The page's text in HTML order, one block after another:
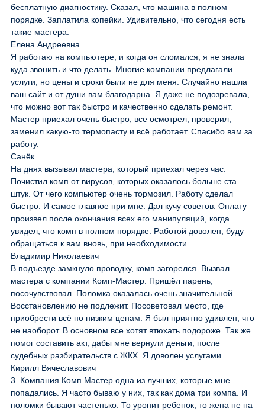
бесплатную диагностику. Сказал, что машина в полном
порядке. Заплатила копейки. Удивительно, что сегодня есть
такие мастера.
Елена Андреевна
Я работаю на компьютере, и когда он сломался, я не знала
куда звонить и что делать. Многие компании предлагали
услуги, но цены и сроки были не для меня. Случайно нашла
ваш сайт и от души вам благодарна. Я даже не подозревала,
что можно вот так быстро и качественно сделать ремонт.
Мастер приехал очень быстро, все осмотрел, проверил,
заменил какую-то термопасту и всё работает. Спасибо вам за
работу.
Санёк
На днях вызывал мастера, который приехал через час.
Почистил комп от вирусов, которых оказалось больше ста
штук. От чего компьютер очень тормозил. Работу сделал
быстро. И самое главное при мне. Дал кучу советов. Оплату
произвел после окончания всех его манипуляций, когда
увидел, что комп в полном порядке. Работой доволен, буду
обращаться к вам вновь, при необходимости.
Владимир Николаевич
В подъезде замкнуло проводку, комп загорелся. Вызвал
мастера с компании Комп-Мастер. Пришёл парень,
посочувствовал. Поломка оказалась очень значительной.
Восстановлению не подлежит. Посоветовал место, где
приобрести всё по низким ценам. Я был приятно удивлен, что
не наоборот. В основном все хотят втюхать подороже. Так же
помог составить акт, дабы мне вернули деньги, после
судебных разбирательств с ЖКХ. Я доволен услугами.
Кирилл Вячеславович
3. Компания Комп Мастер одна из лучших, которые мне
попадались. Я часто бываю у них, так как дома три компа. И
поломки бывают частенько. То уронит ребенок, то жена не на